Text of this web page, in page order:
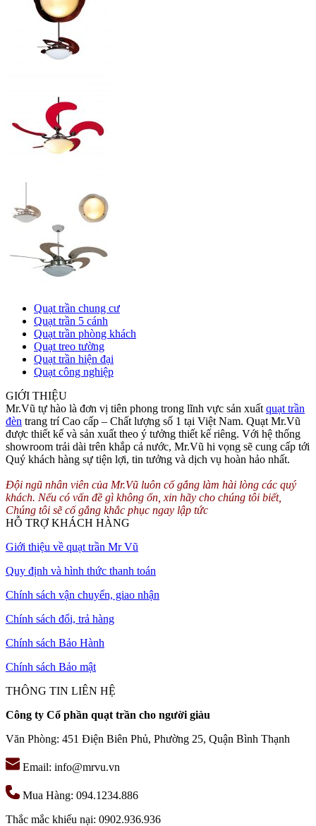
Quạt trần chung cư
Quạt trần 5 cánh
Quạt trần phòng khách
Quạt treo tường
Quạt trần hiện đại
Quạt công nghiệp
GIỚI THIỆU
Mr.Vũ tự hào là đơn vị tiên phong trong lĩnh vực sản xuất quạt trần
đèn trang trí Cao cấp – Chất lượng số 1 tại Việt Nam. Quạt Mr.Vũ
được thiết kế và sản xuất theo ý tưởng thiết kế riêng. Với hệ thống
showroom trải dài trên khắp cả nước, Mr.Vũ hi vọng sẽ cung cấp tới
Quý khách hàng sự tiện lợi, tin tưởng và dịch vụ hoàn hảo nhất.
Đội ngũ nhân viên của Mr.Vũ luôn cố gắng làm hài lòng các quý
khách. Nếu có vấn đề gì không ổn, xin hãy cho chúng tôi biết,
Chúng tôi sẽ cố gắng khắc phục ngay lập tức
HỖ TRỢ KHÁCH HÀNG
Giới thiệu về quạt trần Mr Vũ
Quy định và hình thức thanh toán
Chính sách vận chuyển, giao nhận
Chính sách đổi, trả hàng
Chính sách Bảo Hành
Chính sách Bảo mật
THÔNG TIN LIÊN HỆ
Công ty Cổ phần quạt trần cho người giàu
Văn Phòng: 451 Điện Biên Phủ, Phường 25, Quận Bình Thạnh
Email: info@mrvu.vn
Mua Hàng: 094.1234.886
Thắc mắc khiếu nại: 0902.936.936